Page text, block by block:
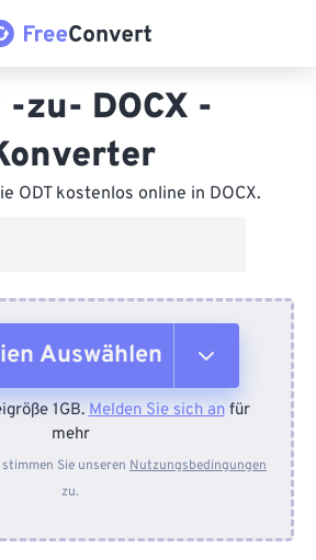
-zu- DOCX -
ODT kostenlos online in DOCX.
Auswählen
Gerät
Dropbox
1GB.Melden Sie sich anfür
mehr
Sie unseren Nutzungsbedingungen
zu.